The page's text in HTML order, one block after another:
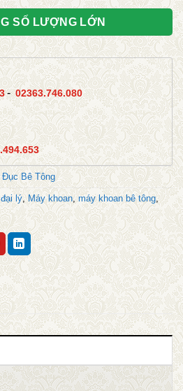
SỐ LƯỢNG LỚN
- 02363.746.080
Bê Tông
đại lý,Máy khoan,máy khoan bê tông,